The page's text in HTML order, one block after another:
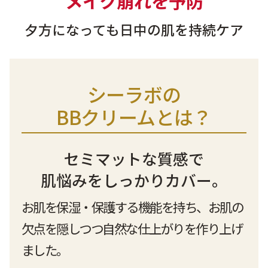
9時〜21時 / 年中無休
夕方になっても日中の肌を持続ケア
シーラボの
BBクリームとは？
セミマットな質感で
肌悩みをしっかりカバー。
お肌を保湿・保護する機能を持ち、 お肌の
欠点を隠しつつ自然な仕上がりを作り上げ
ました。